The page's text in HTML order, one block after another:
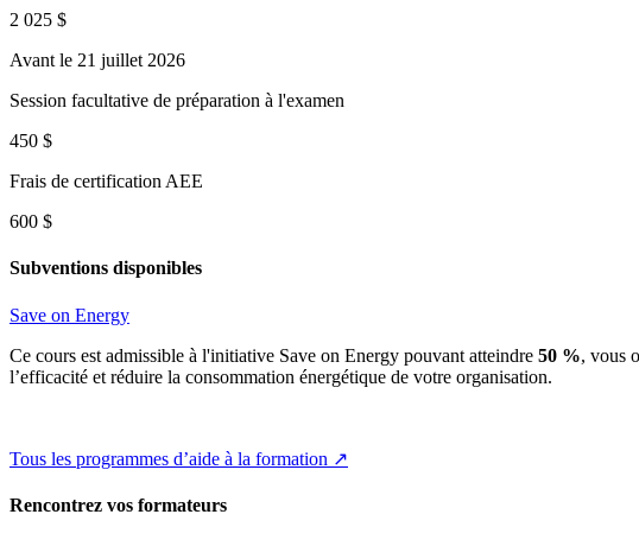
2 025 $
Avant le 21 juillet 2026
Session facultative de préparation à l'examen
450 $
Frais de certification AEE
600 $
Subventions disponibles
Save on Energy
Ce cours est admissible à l'initiative Save on Energy pouvant atteindre 50 %, vous
l’efficacité et réduire la consommation énergétique de votre organisation.
Tous les programmes d’aide à la formation ↗
Rencontrez vos formateurs